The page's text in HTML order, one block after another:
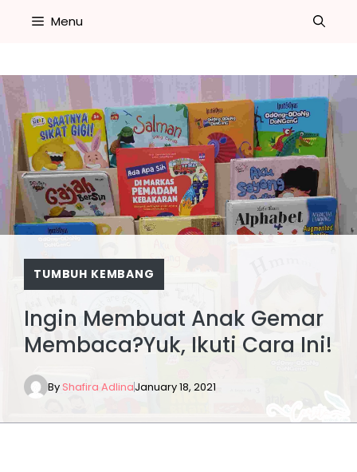
Menu
TUMBUH KEMBANG
Ingin Membuat Anak Gemar
Membaca?Yuk, Ikuti Cara Ini!
ByShafira AdlinaJanuary 18, 2021